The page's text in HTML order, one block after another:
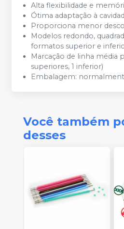
Alta flexibilidade e
Ótima adaptação à
Proporciona menor
Modelos redondo,
formatos superior e
Marcação de linha média
superiores, 1 inferior)
Embalagem:
Você também
desses